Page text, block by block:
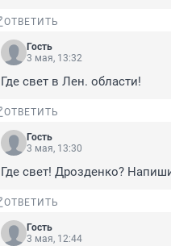
ОТВЕТИТЬ
Гость
3 мая, 13:32
Где свет в Лен. области!
ОТВЕТИТЬ
Гость
3 мая, 13:30
Где свет! Дрозденко?
ОТВЕТИТЬ
Гость
3 мая, 12:44